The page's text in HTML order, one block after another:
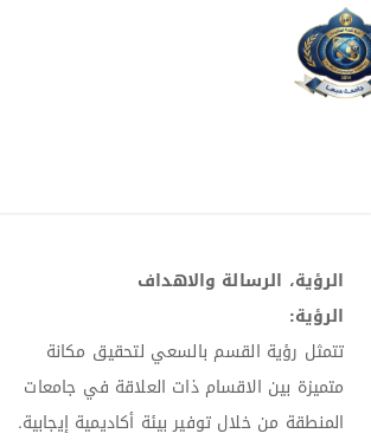
الرؤية، الرسالة والاهداف
الرؤية:
تتمثل رؤية القسم بالسعي لتحقيق مكانة
متميزة بين الاقسام ذات العلاقة في جامعات
المنطقة من خلال توفير بيئة أكاديمية إيجابية.